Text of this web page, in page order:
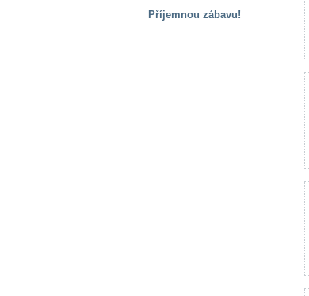
Příjemnou zábavu!